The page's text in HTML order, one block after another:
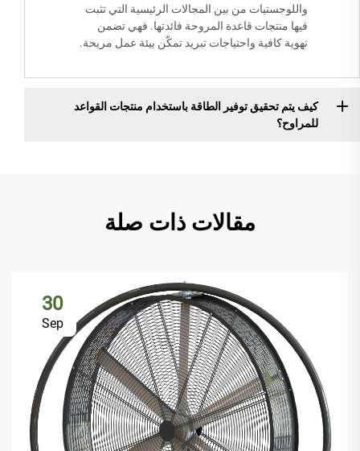
واللوجستيات من بين المجالات الرئيسية التي تثبت
فيها منتجات قاعدة المروحة فائدتها. فهي تضمن
تهوية كافية واحتياجات تبريد تمكّن بيئة عمل مريحة.
كيف يتم تحقيق توفير الطاقة باستخدام منتجات القواعد
للمراوح؟
مقالات ذات صلة
30
Sep